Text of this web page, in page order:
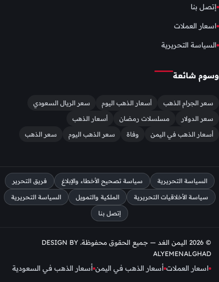
إتصل بنا
اسعار العملات
السياسة التحريرية
وسوم شائعة
سعر الجرام الذهب أسعار الذهب اليوم
سعر الريال السعودي
سعر الدولار
مسلسلات رمضان
أسعار الذهب
أسعار الذهب في اليمن
وفاة سعر الذهب اليوم سعر الذهب
السياسة التحريرية سياسة تصحيح الأخطاء والإبلاغ فريق التحرير
سياسة الأخلاقيات التحريرية الملكية والتمويل السياسة التحريرية
إتصل بنا
© 2026 اليمن الغد — جميع الحقوق محفوظة. DESIGN BY
ALYEMENALGHAD
اسعار العملات أسعار الذهب في اليمن أسعار الذهب في السعودية